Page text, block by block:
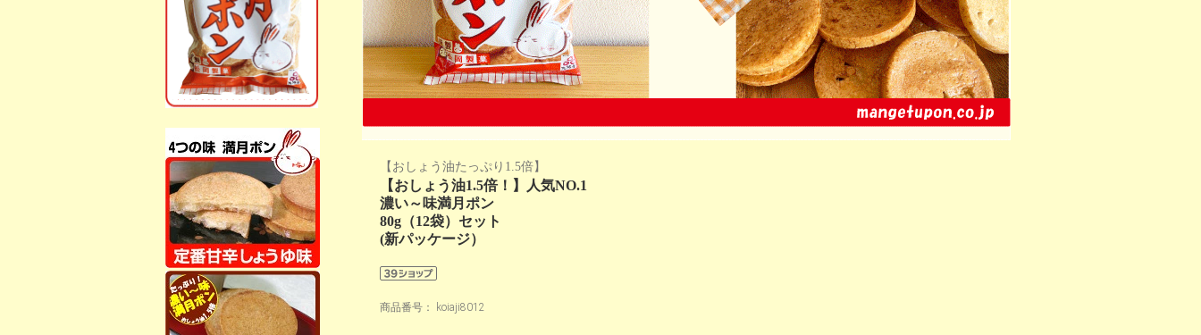
【おしょう油たっぷり1.5倍】
【おしょう油1.5倍！】人気NO.1
濃い～味満月ポン
80g（12袋）セット
(新パッケージ）
商品番号： koiaji8012